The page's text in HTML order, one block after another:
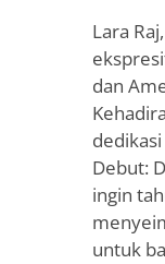
Lara
dan
Debut:
ingin
untuk